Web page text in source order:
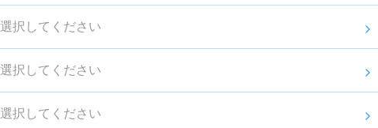
選択してください arrow_forward_ios
選択してください arrow_forward_ios
選択してください arrow_forward_ios
03
新
プリント基板製造のマシンオペレ
り！寮費無料だからお金がどんど